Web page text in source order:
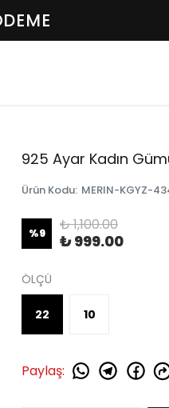
925 Ayar Kadın
Ürün Kodu: MERIN-KGYZ-
%9 ₺ 1,100.00
₺ 999.00
ÖLÇÜ
22 10
Paylaş: